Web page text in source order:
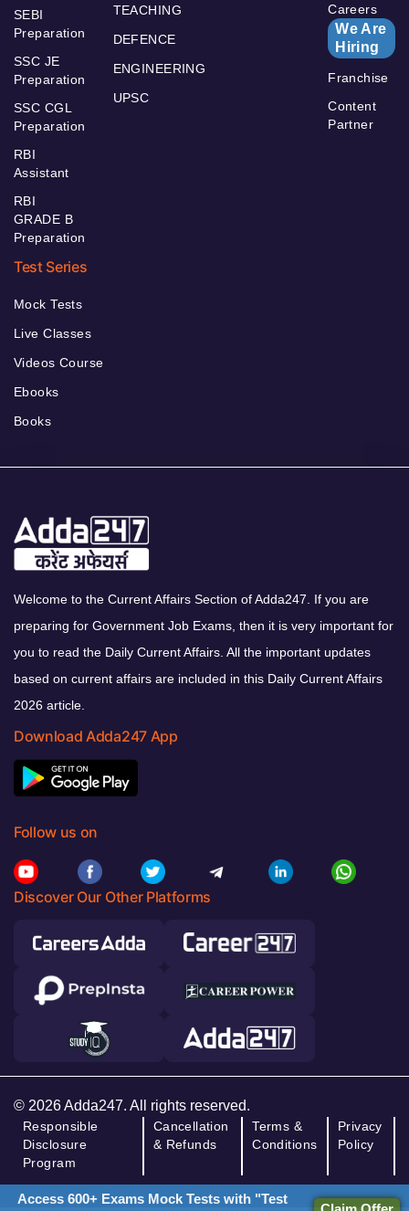
SEBI
Preparation
SSC JE
Preparation
SSC CGL
Preparation
RBI
Assistant
RBI
GRADE B
Preparation
TEACHING
DEFENCE
ENGINEERING
UPSC
Careers
We Are
Hiring
Franchise
Content
Partner
Test Series
Mock Tests
Live Classes
Videos Course
Ebooks
Books
Welcome to the Current Affairs Section of Adda247. If you are
preparing for Government Job Exams, then it is very important for
you to read the Daily Current Affairs. All the important updates
based on current affairs are included in this Daily Current Affairs
2026 article.
Download Adda247 App
Follow us on
Discover Our Other Platforms
© 2026 Adda247. All rights reserved.
Responsible
Disclosure
Program
Cancellation
& Refunds
Terms &
Conditions
Privacy
Policy
Access 600+ Exams Mock Tests with "Test